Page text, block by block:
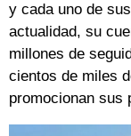
y cada uno de
actualidad, su
millones de
cientos de miles
promocionan sus